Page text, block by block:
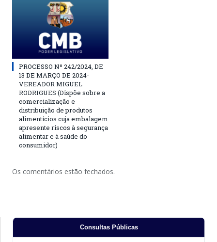
PROCESSO Nº 242/2024, DE
13 DE MARÇO DE 2024-
VEREADOR MIGUEL
RODRIGUES (Dispõe sobre a
comercialização e
distribuição de produtos
alimentícios cuja embalagem
apresente riscos à segurança
alimentar e à saúde do
consumidor)
Os comentários estão fechados.
Consultas Públicas